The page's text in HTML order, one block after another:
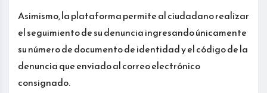
Asimismo, la plataforma permite al ciudadano realizar
el seguimiento de su denuncia ingresando únicamente
su número de documento de identidad y el código de la
denuncia que enviado al correo electrónico
consignado.